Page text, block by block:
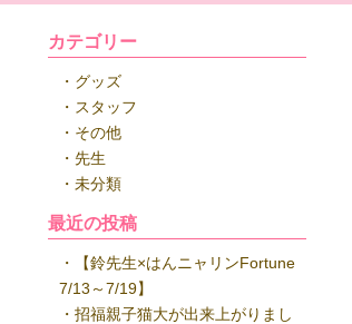
カテゴリー
グッズ
スタッフ
その他
先生
未分類
最近の投稿
【鈴先生×はんニャリンFortune
7/13～7/19】
招福親子猫大が出来上がりまし